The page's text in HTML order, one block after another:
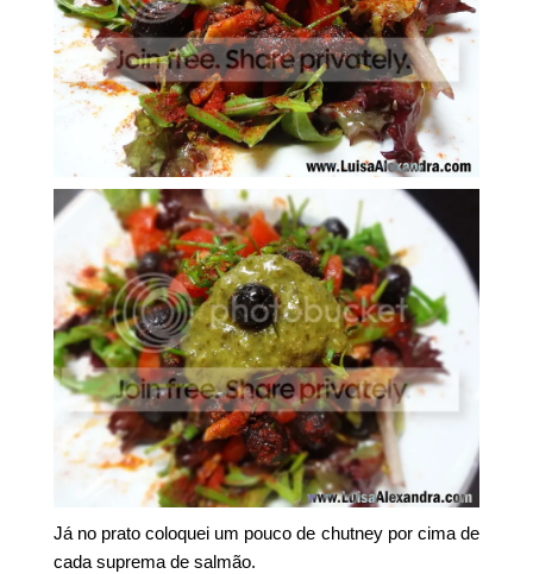
Já no prato coloquei um pouco de chutney por cima de
cada suprema de salmão.